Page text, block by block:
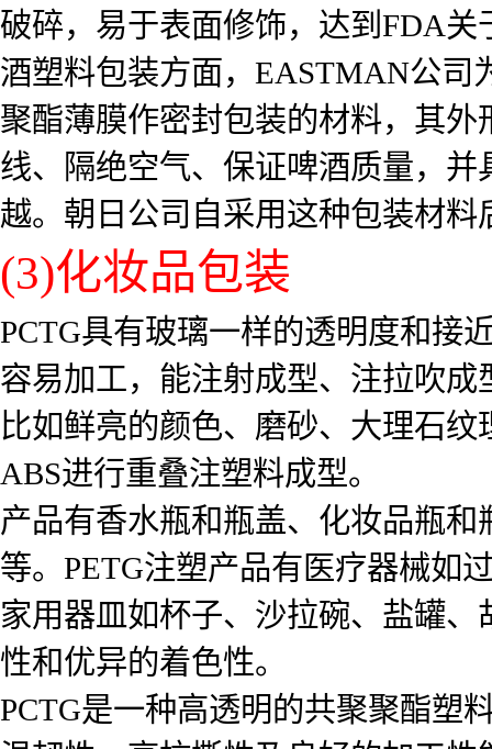
破碎，易于表面修饰，达到FDA
酒塑料包装方面，EASTMAN公司
聚酯薄膜作密封包装的材料，其
线、隔绝空气、保证啤酒质量，
越。朝日公司自采用这种包装材料
(3)化妆品包装
PCTG具有玻璃一样的透明度和接
容易加工，能注射成型、注拉吹
比如鲜亮的颜色、磨砂、大理石
ABS进行重叠注塑料成型。
产品有香水瓶和瓶盖、化妆品瓶
等。PETG注塑产品有医疗器械如
家用器皿如杯子、沙拉碗、盐罐
性和优异的着色性。
PCTG是一种高透明的共聚聚酯塑